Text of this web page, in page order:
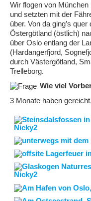
Wir flogen von
und setzten mit der
über. Von da ging’s
Östergötland (östlich)
über Oslo entlang der
(Hardangerfjord,
durch Västergötland,
Trelleborg.
Wie viel
3 Monate haben gereicht.